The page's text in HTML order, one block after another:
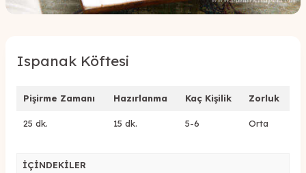
Ispanak Köftesi
Pişirme Zamanı Hazırlanma Kaç Kişilik Zorluk
25 dk. 15 dk. 5-6 Orta
İÇİNDEKİLER